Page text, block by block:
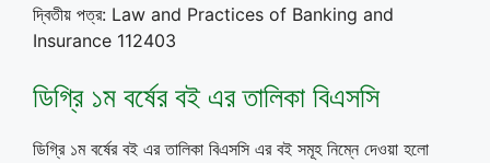
দ্বিতীয় পত্র: Law and Practices of Banking and
Insurance 112403
ডিগ্রি ১ম বর্ষের বই এর তালিকা বিএসসি
ডিগ্রি ১ম বর্ষের বই এর তালিকা বিএসসি এর বই সমূহ নিম্নে দেওয়া হলো